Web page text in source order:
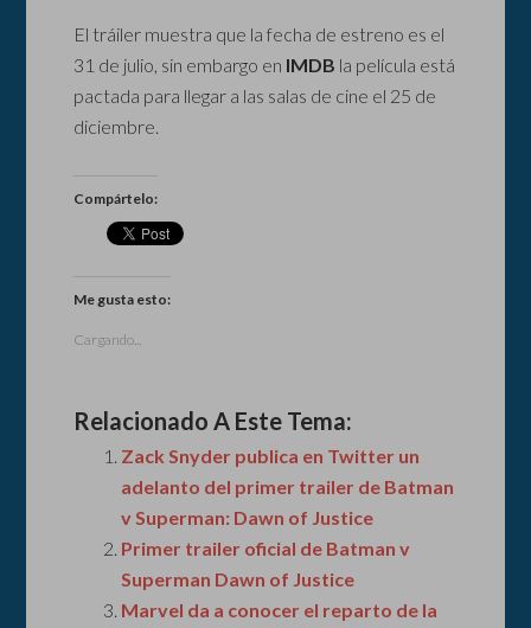
El tráiler muestra que la fecha de estreno es el
31 de julio, sin embargo en IMDB la película está
pactada para llegar a las salas de cine el 25 de
diciembre.
Compártelo:
Me gusta esto:
Cargando...
Relacionado A Este Tema:
Zack Snyder publica en Twitter un
adelanto del primer trailer de Batman
v Superman: Dawn of Justice
Primer trailer oficial de Batman v
Superman Dawn of Justice
Marvel da a conocer el reparto de la